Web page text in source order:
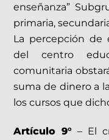
enseñanza”
primaria,
La percepción de
del centro
comunitaria
suma de dinero a
los cursos que
Artículo 9° – El